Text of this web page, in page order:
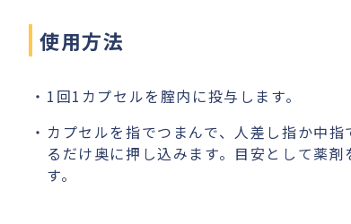
使用方法
1回1カプセルを腟内に投与します。
カプセルを指でつまんで、人差し指か中
るだけ奥に押し込みます。目安として薬
す。